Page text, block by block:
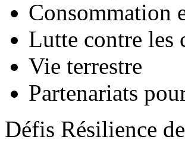
Consommation
Lutte contre les
Vie terrestre
Partenariats
Défis Résilience